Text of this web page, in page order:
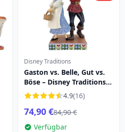
Disney Traditions
Gaston vs. Belle, Gut vs.
Böse – Disney Traditions –
Die Schöne und das Beast
4.9(16)
74,90 €84,90 €
Verfügbar